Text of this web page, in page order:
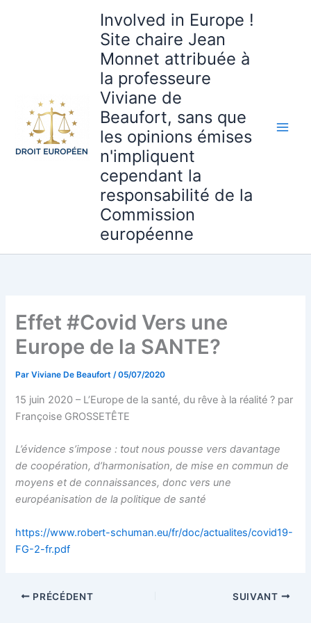
Involved in Europe !
Site chaire Jean
Monnet attribuée à
la professeure
Viviane de
Beaufort, sans que
les opinions émises
n'impliquent
cependant la
responsabilité de la
Commission
européenne
Effet #Covid Vers une
Europe de la SANTE?
ParViviane De Beaufort/05/07/2020
15 juin 2020 – L’Europe de la santé, du rêve à la réalité ? par
Françoise GROSSETÊTE
L’évidence s’impose : tout nous pousse vers davantage
de coopération, d’harmonisation, de mise en commun de
moyens et de connaissances, donc vers une
européanisation de la politique de santé
https://www.robert-schuman.eu/fr/doc/actualites/covid19-
FG-2-fr.pdf
PRÉCÉDENT SUIVANT